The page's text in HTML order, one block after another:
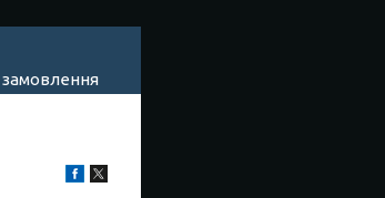
замовлення